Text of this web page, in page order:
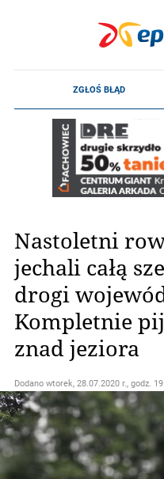
Nastoletni
jechali całą
drogi
Kompletnie
znad jeziora
Dodano wtorek, 28.07.2020 r., godz.